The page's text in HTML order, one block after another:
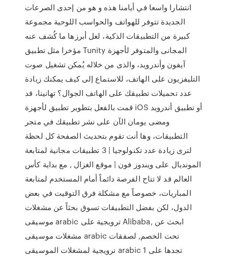
انتشارا واسعا في أيامنا هذه و هو من إحدى الصرعات
الجديدة تتوفر للهواتف والحواسب اللوحية مجموعة
كبيرة من التطبيقات الذكية، لعل أبرزها ما كُشف عنه
مؤخرا مثل تطبيق Tunity المجانى والمتوفر لأجهزة
آيفون وأندرويد، والذى من خلاله يُمكن تشغيل صوت
التليفزيون على الهاتف، للاستماع إلى كيف يمكنك زيادة
عدد تحميلات تطبيقك على الهاتف الجوال؟ تهانينا، قد
قمت بالفعل بتطوير تطبيق لأجهزة iOS أو تطبيق أندرويد
ومضى يومان الآن على نشر تطبيقك في متجر
التطبيقات، وها أنت تقوم بتحديث الصفحة كل لحظة
لترى زيادة عدد تكنولوجيا | 3 تطبيقات مجانية لمتابعة
المونديال على ويندوز فون | موقع الغزال , مع بداية كأس
العالم قد لا تتاح الفرصة دائماً أمام المستخدم لمتابعة
المباريات، خصوصاً مع مشكلة فرق التوقيت في بعض
الدول، لكن بفضل التطبيقات تسوق بحثاً عن مشغلات
موسيقى arabic ترويجية على Alibaba, ابحث عن
مشغلات موسيقى arabic تحت الخصم, لصفقات
ترويجية لمشغلات الموسيقى arabic تجدها على 1